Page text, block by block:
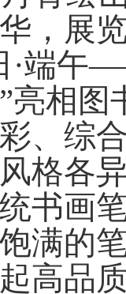
，展
·端午
亮相图
、 综
格各
书画
满的
高品